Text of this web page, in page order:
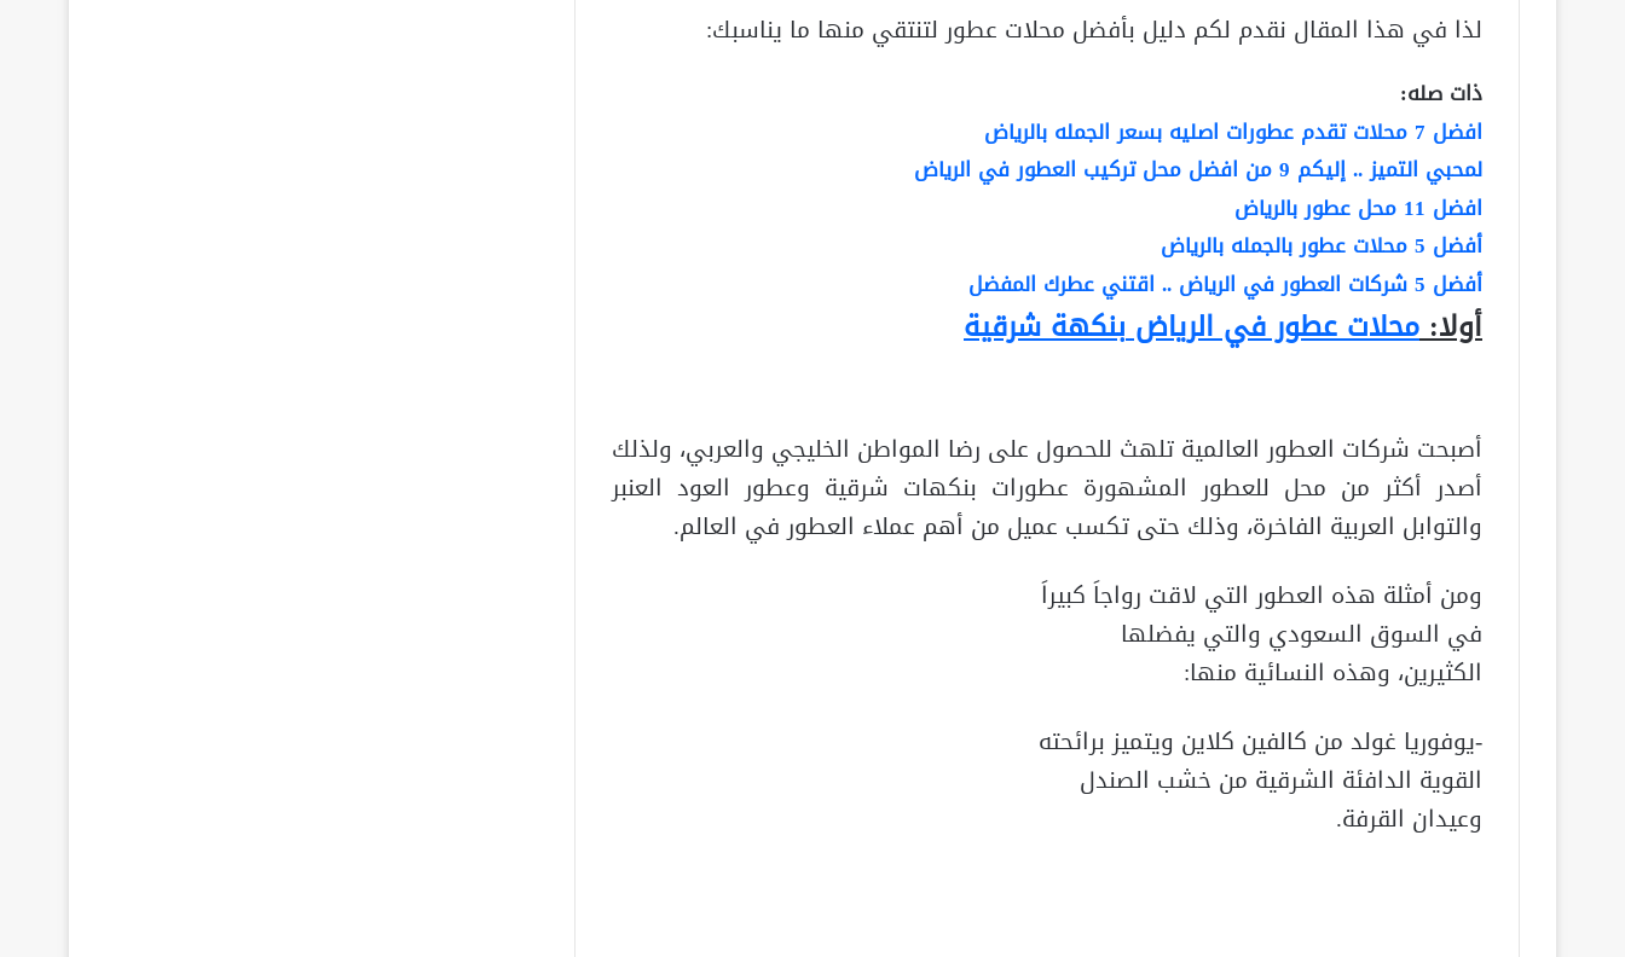
لذا في هذا المقال نقدم لكم دليل بأفضل محلات عطور لتنتقي منها ما يناسبك:
ذات صله:
افضل 7 محلات تقدم عطورات اصليه بسعر الجمله بالرياض
لمحبي التميز .. إليكم 9 من افضل محل تركيب العطور في الرياض
افضل 11 محل عطور بالرياض
أفضل 5 محلات عطور بالجمله بالرياض
أفضل 5 شركات العطور في الرياض .. اقتني عطرك المفضل
أولا:محلات عطور في الرياضبنكهة شرقية
أصبحت شركات العطور العالمية تلهث للحصول على رضا المواطن الخليجي والعربي، ولذلك
أصدر أكثر من محل للعطور المشهورة عطورات بنكهات شرقية وعطور العود العنبر
والتوابل العربية الفاخرة، وذلك حتى تكسب عميل من أهم عملاء العطور في العالم.
ومن أمثلة هذه العطور التي لاقت رواجاَ كبيراَ
في السوق السعودي والتي يفضلها
الكثيرين، وهذه النسائية منها:
-يوفوريا غولد من كالفين كلاين ويتميز برائحته
القوية الدافئة الشرقية من خشب الصندل
وعيدان القرفة.